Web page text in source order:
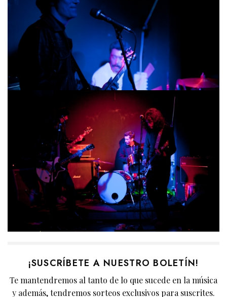
¡SUSCRÍBETE A NUESTRO BOLETÍN!
Te mantendremos al tanto de lo que sucede en la música
y además, tendremos sorteos exclusivos para suscrites.